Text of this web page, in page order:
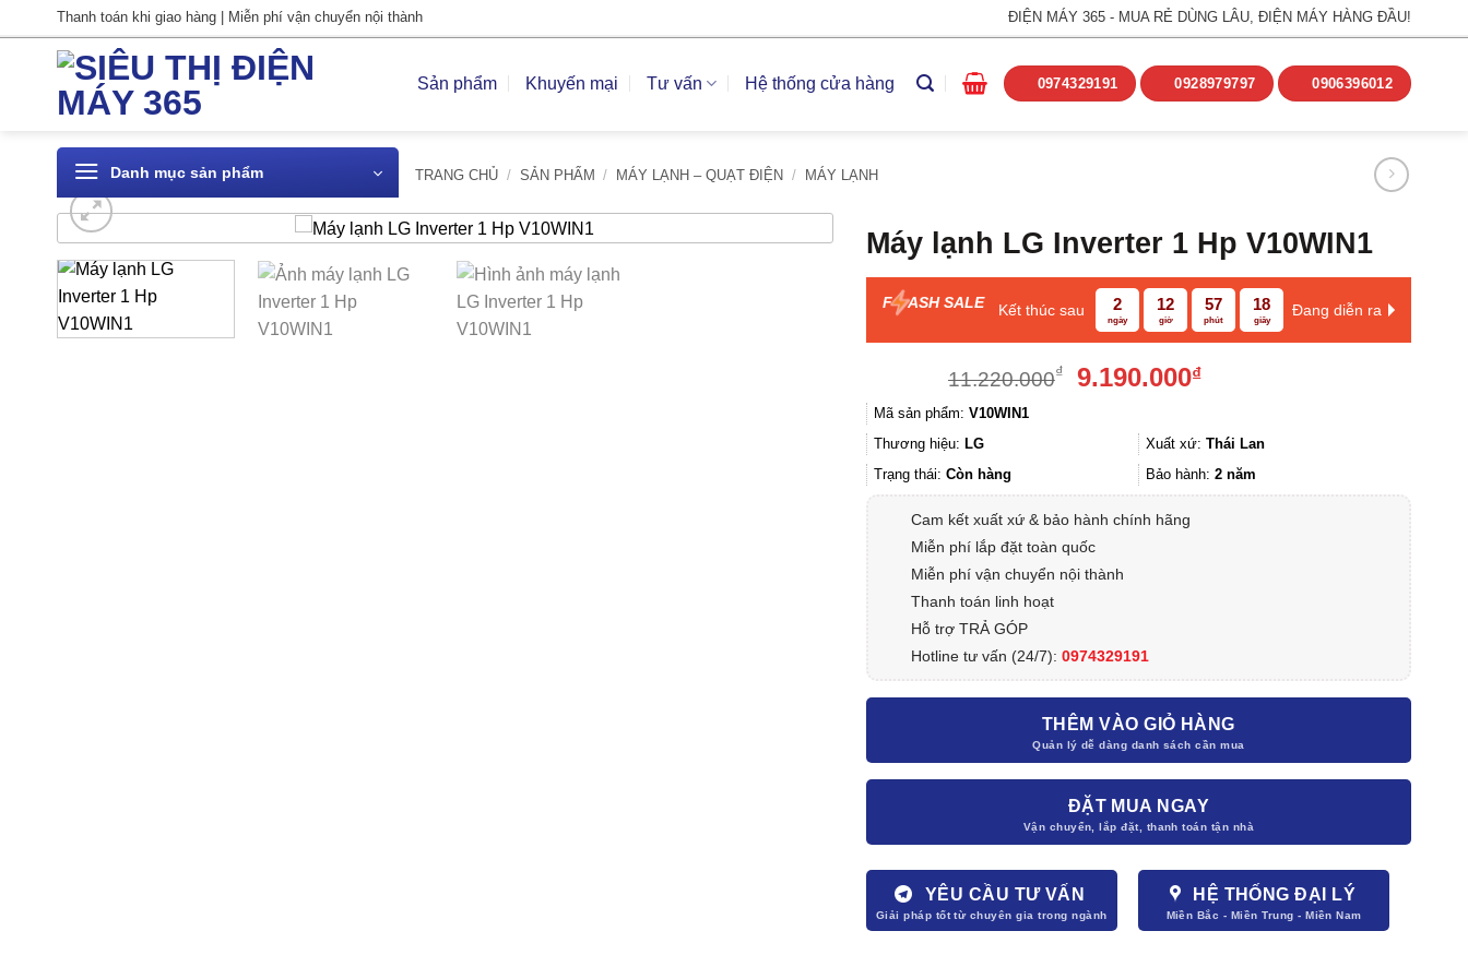
qua
Thanh toán khi giao hàng | Miễn phí vận chuyển nội thành ĐIỆN MÁY 365 - MUA RẺ DÙNG LÂU, ĐIỆN MÁY HÀNG ĐẦU!
Sản phẩm Khuyến mại Tư vấn Hệ thống cửa hàng 0974329191 0928979797 0906396012
Danh mục sản phẩm TRANG CHỦ / SẢN PHẨM / MÁY LẠNH – QUẠT ĐIỆN / MÁY LẠNH
Máy lạnh LG Inverter 1 Hp V10WIN1
F ASH SALE Kết thúc sau 2
ngày
12
giờ
57
phút
18
giây
Đang diễn ra
11.220.000₫
Giá
11.220.000₫.
9.190.000₫Giá
là:
9.190.000₫.
Mã sản phẩm: V10WIN1
Thương hiệu: LG Xuất xứ:Thái Lan
Trạng thái: Còn hàng Bảo hành:2 năm
Cam kết xuất xứ & bảo hành chính hãng
Miễn phí lắp đặt toàn quốc
Miễn phí vận chuyển nội thành
Thanh toán linh hoạt
Hỗ trợ TRẢ GÓP
Hotline tư vấn (24/7): 0974329191
THÊM VÀO GIỎ HÀNG
ĐẶT MUA NGAY
YÊU CẦU TƯ VẤN HỆ THỐNG ĐẠI LÝ